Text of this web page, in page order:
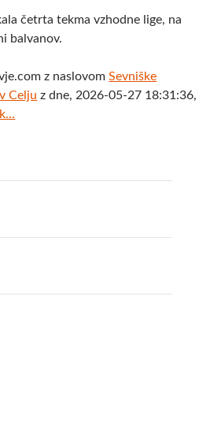
četrta tekma vzhodne lige, na
balvanov.
z naslovomSevniške
Celju z dne, 2026-05-27 18:31:36,